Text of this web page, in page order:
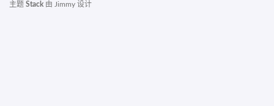
主题 Stack 由 Jimmy 设计